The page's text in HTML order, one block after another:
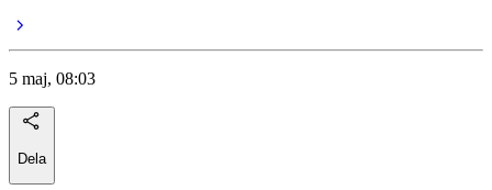
5 maj, 08:03
Dela